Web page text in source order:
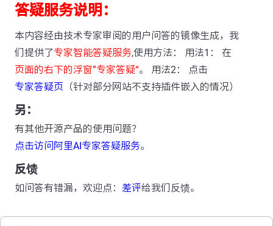
答疑服务说明：
本内容经由技术专家审阅的用户问答的镜像生成，我
们提供了专家智能答疑服务,使用方法： 用法1： 在
页面的右下的浮窗”专家答疑“。 用法2： 点击
专家答疑页 （针对部分网站不支持插件嵌入的情况）
另：
有其他开源产品的使用问题？
点击访问阿里AI专家答疑服务。
反馈
如问答有错漏，欢迎点： 差评给我们反馈。